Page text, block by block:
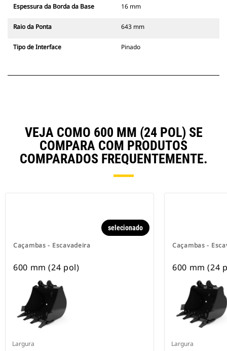
Espessura da Borda da Base 16 mm
Raio da Ponta 643 mm
Tipo de Interface Pinado
VEJA COMO 600 MM (24 POL) SE
COMPARA COM PRODUTOS
COMPARADOS FREQUENTEMENTE.
Caçambas - Escavadeira
selecionado
600 mm (24 pol)
Largura
Caçambas -
600 mm (24
Largura